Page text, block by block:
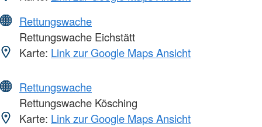
Rettungswache
Rettungswache Eichstätt
Karte: Link zur Google Maps Ansicht
Rettungswache
Rettungswache Kösching
Karte: Link zur Google Maps Ansicht